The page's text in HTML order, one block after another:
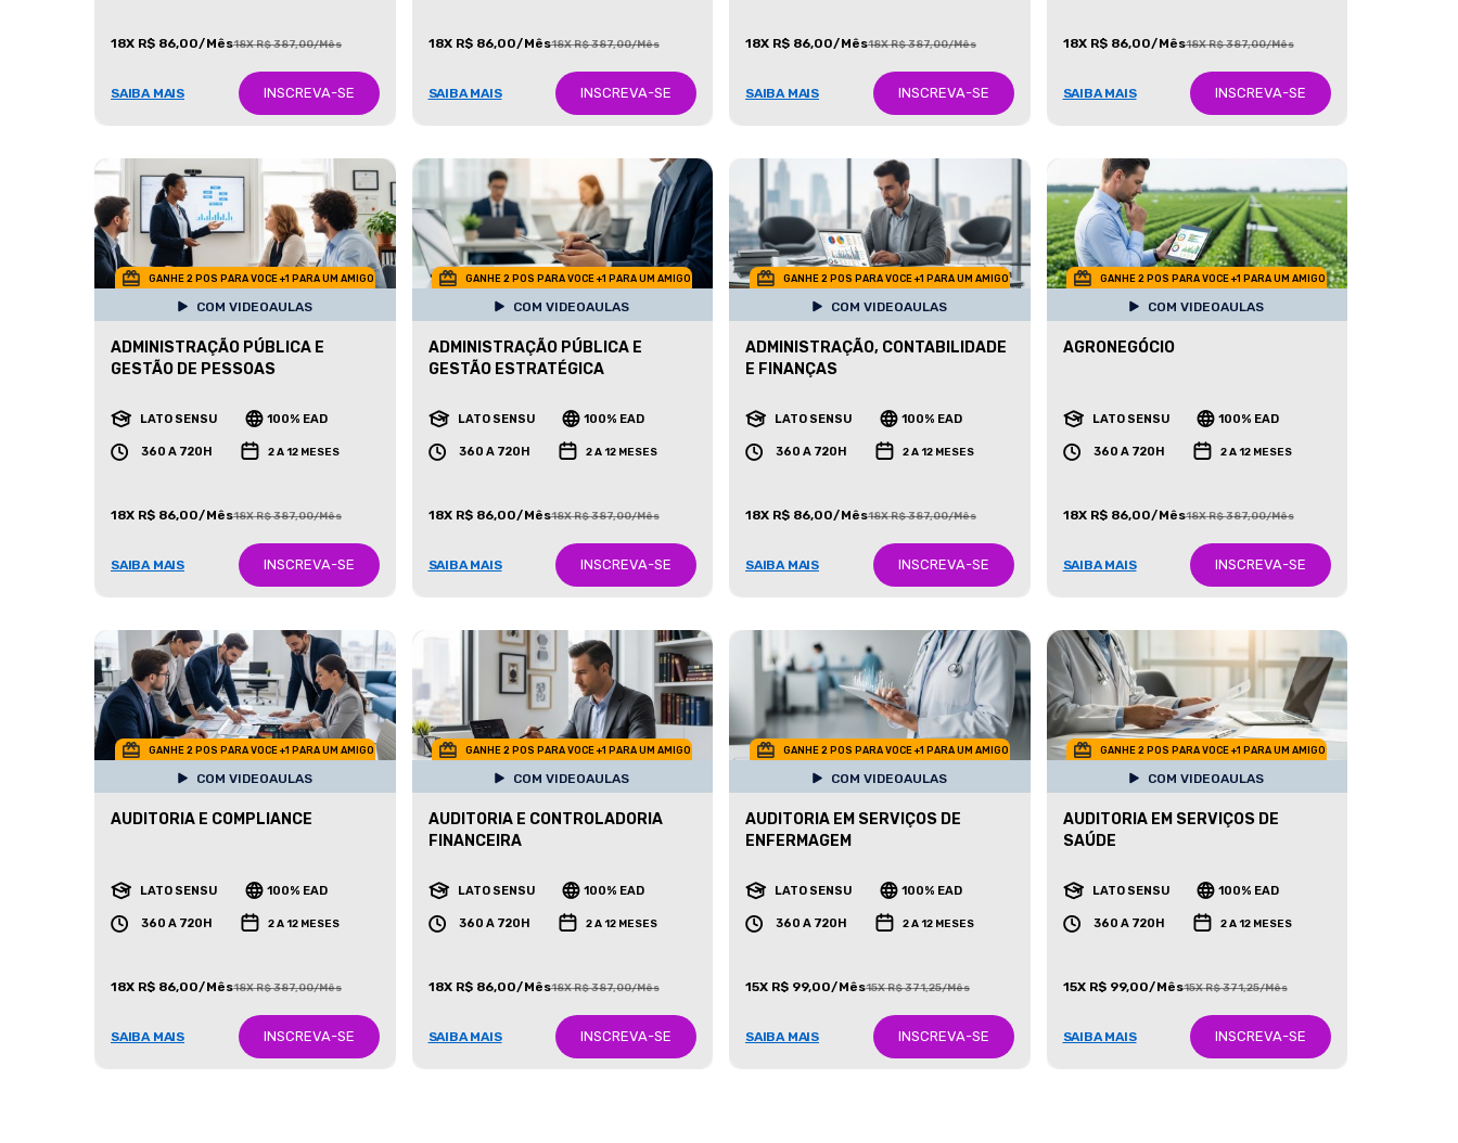
18X R$ 86,00/Mês18X R$ 387,00/Mês
SAIBA MAIS INSCREVA-SE
18X R$ 86,00/Mês18X R$ 387,00/Mês
SAIBA MAIS INSCREVA-SE
18X R$ 86,00/Mês18X R$ 387,00/Mês
SAIBA MAIS INSCREVA-SE
18X R$ 86,00/Mês18X R$ 387,00/Mês
SAIBA MAIS INSCREVA-SE
GANHE 2 POS PARA VOCE +1 PARA UM AMIGO
COM VIDEOAULAS
ADMINISTRAÇÃO PÚBLICA E
GESTÃO DE PESSOAS
LATO SENSU 100% EAD
360 A 720H 2 A 12 MESES
18X R$ 86,00/Mês18X R$ 387,00/Mês
SAIBA MAIS INSCREVA-SE
GANHE 2 POS PARA VOCE +1 PARA UM AMIGO
COM VIDEOAULAS
ADMINISTRAÇÃO PÚBLICA E
GESTÃO ESTRATÉGICA
LATO SENSU 100% EAD
360 A 720H 2 A 12 MESES
18X R$ 86,00/Mês18X R$ 387,00/Mês
SAIBA MAIS INSCREVA-SE
GANHE 2 POS PARA VOCE +1 PARA UM AMIGO
COM VIDEOAULAS
ADMINISTRAÇÃO, CONTABILIDADE
E FINANÇAS
LATO SENSU 100% EAD
360 A 720H 2 A 12 MESES
18X R$ 86,00/Mês18X R$ 387,00/Mês
SAIBA MAIS INSCREVA-SE
GANHE 2 POS PARA VOCE +1 PARA UM AMIGO
COM VIDEOAULAS
AGRONEGÓCIO
LATO SENSU 100% EAD
360 A 720H 2 A 12 MESES
18X R$ 86,00/Mês18X R$ 387,00/Mês
SAIBA MAIS INSCREVA-SE
GANHE 2 POS PARA VOCE +1 PARA UM AMIGO
COM VIDEOAULAS
AUDITORIA E COMPLIANCE
LATO SENSU 100% EAD
360 A 720H 2 A 12 MESES
18X R$ 86,00/Mês18X R$ 387,00/Mês
SAIBA MAIS INSCREVA-SE
GANHE 2 POS PARA VOCE +1 PARA UM AMIGO
COM VIDEOAULAS
AUDITORIA E CONTROLADORIA
FINANCEIRA
LATO SENSU 100% EAD
360 A 720H 2 A 12 MESES
18X R$ 86,00/Mês18X R$ 387,00/Mês
SAIBA MAIS INSCREVA-SE
GANHE 2 POS PARA VOCE +1 PARA UM AMIGO
COM VIDEOAULAS
AUDITORIA EM SERVIÇOS DE
ENFERMAGEM
LATO SENSU 100% EAD
360 A 720H 2 A 12 MESES
15X R$ 99,00/Mês15X R$ 371,25/Mês
SAIBA MAIS INSCREVA-SE
GANHE 2 POS PARA VOCE +1 PARA UM AMIGO
COM VIDEOAULAS
AUDITORIA EM SERVIÇOS DE
SAÚDE
LATO SENSU 100% EAD
360 A 720H 2 A 12 MESES
15X R$ 99,00/Mês15X R$ 371,25/Mês
SAIBA MAIS INSCREVA-SE